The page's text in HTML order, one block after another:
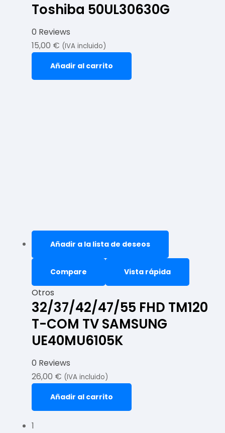
Toshiba 50UL30630G
0 Reviews
15,00 € (IVA incluido)
Añadir al carrito
Añadir a la lista de deseos
Compare Vista rápida
Otros
32/37/42/47/55 FHD TM120
T-COM TV SAMSUNG
UE40MU6105K
0 Reviews
26,00 € (IVA incluido)
Añadir al carrito
1